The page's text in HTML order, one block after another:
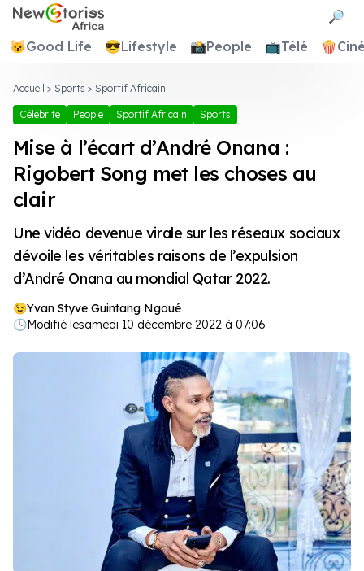
Newstories Africa
🔎
😺Good Life 😎Lifestyle 📸People 📺Télé 🍿
Accueil > Sports > Sportif Africain
Célébrité People Sportif Africain Sports
Mise à l’écart d’André Onana :
Rigobert Song met les choses au
clair
Une vidéo devenue virale sur les réseaux sociaux
dévoile les véritables raisons de l’expulsion
d’André Onana au mondial Qatar 2022.
Yvan Styve Guintang Ngoué
🕓Modifié lesamedi 10 décembre 2022 à 07:06